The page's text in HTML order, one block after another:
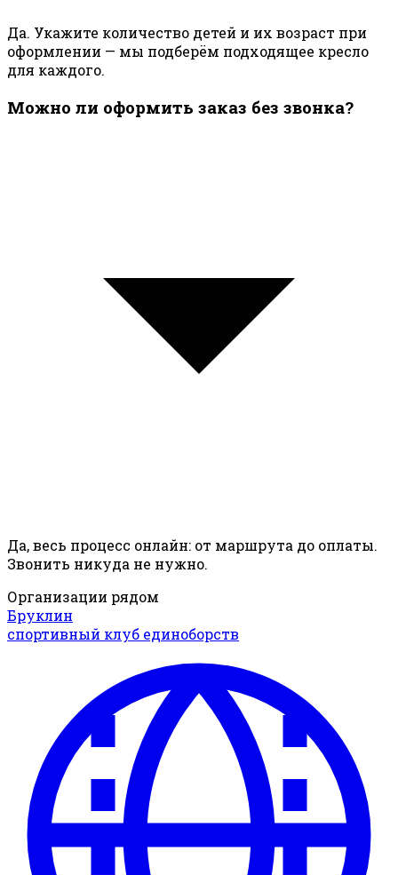
Да. Укажите количество детей и их возраст при
оформлении — мы подберём подходящее кресло
для каждого.
Можно ли оформить заказ без звонка?
Да, весь процесс онлайн: от маршрута до оплаты.
Звонить никуда не нужно.
Организации рядом
Бруклин
спортивный клуб единоборств